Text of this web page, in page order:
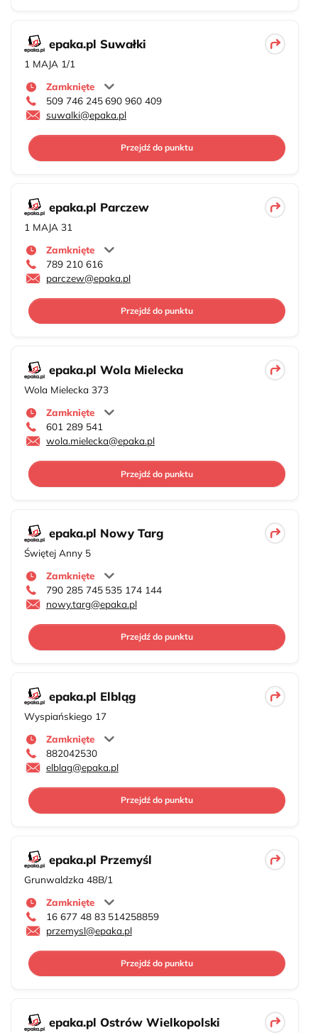
epaka.pl Suwałki
1 MAJA 1/1
Zamknięte
509 746 245690 960 409
suwalki@epaka.pl
Przejdź do punktu
epaka.pl Parczew
1 MAJA 31
Zamknięte
789 210 616
parczew@epaka.pl
Przejdź do punktu
epaka.pl Wola Mielecka
Wola Mielecka 373
Zamknięte
601 289 541
wola.mielecka@epaka.pl
Przejdź do punktu
epaka.pl Nowy Targ
Świętej Anny 5
Zamknięte
790 285 745 535 174 144
nowy.targ@epaka.pl
Przejdź do punktu
epaka.pl Elbląg
Wyspiańskiego 17
Zamknięte
882042530
elblag@epaka.pl
Przejdź do punktu
epaka.pl Przemyśl
Grunwaldzka 48B/1
Zamknięte
16 677 48 83 514258859
przemysl@epaka.pl
Przejdź do punktu
epaka.pl Ostrów Wielkopolski